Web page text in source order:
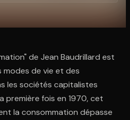
de Jean Baudrillard est
modes de vie et des
les sociétés capitalistes
première fois en 1970, cet
la consommation dépasse